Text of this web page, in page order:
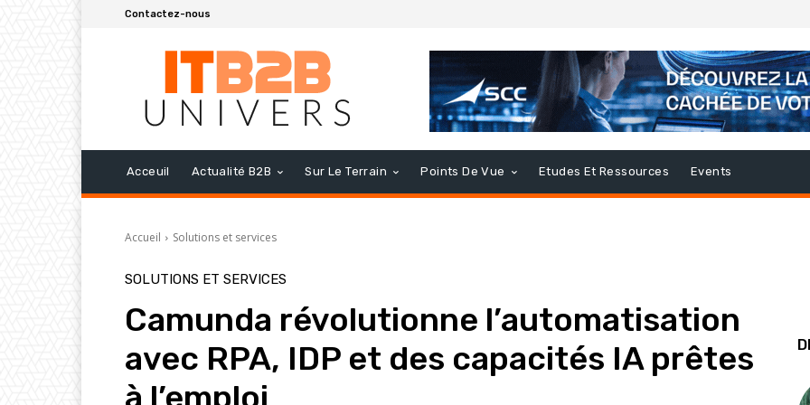
Contactez-nous
Acceuil Actualité B2B Sur Le Terrain Points De Vue Etudes Et Ressources Events
Accueil Solutions et services
SOLUTIONS ET SERVICES
Camunda révolutionne l’automatisation
avec RPA, IDP et des capacités IA prêtes